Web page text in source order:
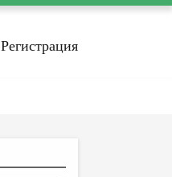
Регистрация